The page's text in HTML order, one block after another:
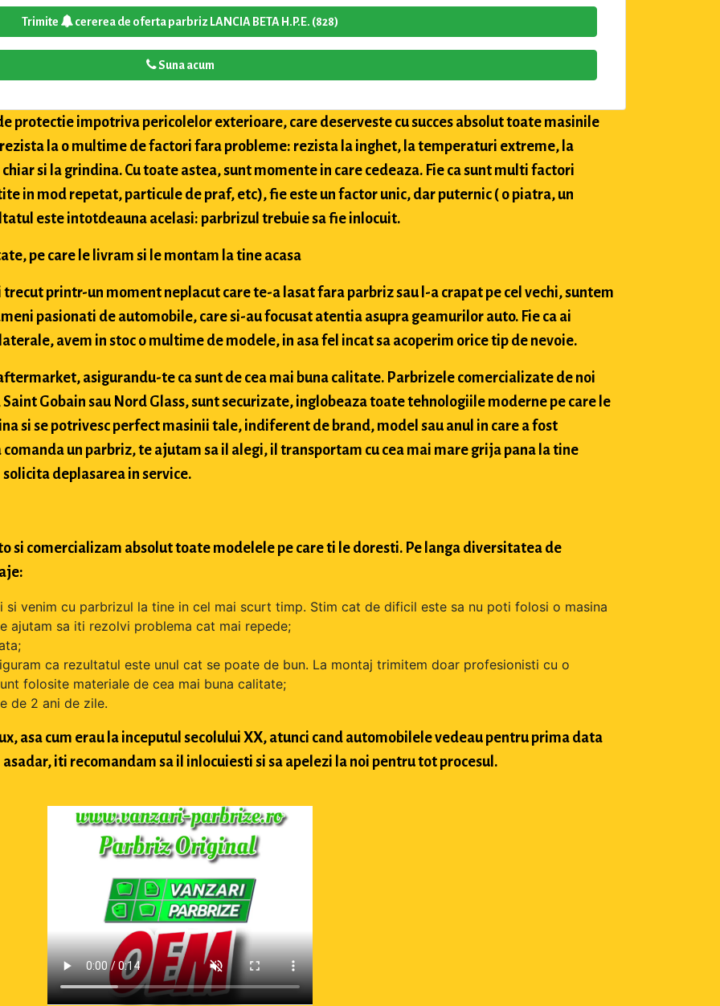
Trimite cererea de oferta parbriz LANCIA BETA H.P.E. (828)
Suna acum
protectie impotriva pericolelor exterioare, care deserveste cu succes absolut toate masinile
la o multime de factori fara probleme: rezista la inghet, la temperaturi extreme, la
si la grindina. Cu toate astea, sunt momente in care cedeaza. Fie ca sunt multi factori
in mod repetat, particule de praf, etc), fie este un factor unic, dar puternic ( o piatra, un
este intotdeauna acelasi: parbrizul trebuie sa fie inlocuit.
pe care le livram si le montam la tine acasa
printr-un moment neplacut care te-a lasat fara parbriz sau l-a crapat pe cel vechi, suntem
pasionati de automobile, care si-au focusat atentia asupra geamurilor auto. Fie ca ai
avem in stoc o multime de modele, in asa fel incat sa acoperim orice tip de nevoie.
asigurandu-te ca sunt de cea mai buna calitate. Parbrizele comercializate de noi
Gobain sau Nord Glass, sunt securizate, inglobeaza toate tehnologiile moderne pe care le
si se potrivesc perfect masinii tale, indiferent de brand, model sau anul in care a fost
un parbriz, te ajutam sa il alegi, il transportam cu cea mai mare grija pana la tine
deplasarea in service.
si comercializam absolut toate modelele pe care ti le doresti. Pe langa diversitatea de
si venim cu parbrizul la tine in cel mai scurt timp. Stim cat de dificil este sa nu poti folosi o masina
ajutam sa iti rezolvi problema cat mai repede;
ca rezultatul este unul cat se poate de bun. La montaj trimitem doar profesionisti cu o
folosite materiale de cea mai buna calitate;
de 2 ani de zile.
asa cum erau la inceputul secolului XX, atunci cand automobilele vedeau pentru prima data
iti recomandam sa il inlocuiesti si sa apelezi la noi pentru tot procesul.